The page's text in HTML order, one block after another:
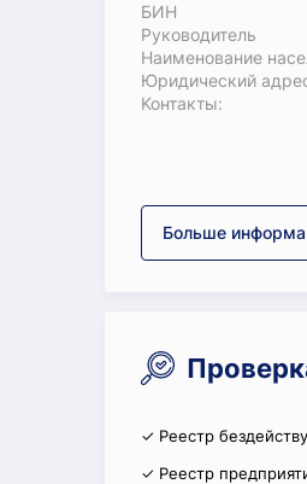
БИН
Руководитель
Наименование
Юридический
Koнтaкты:
Больше
✓ Реестр
✓ Реестр